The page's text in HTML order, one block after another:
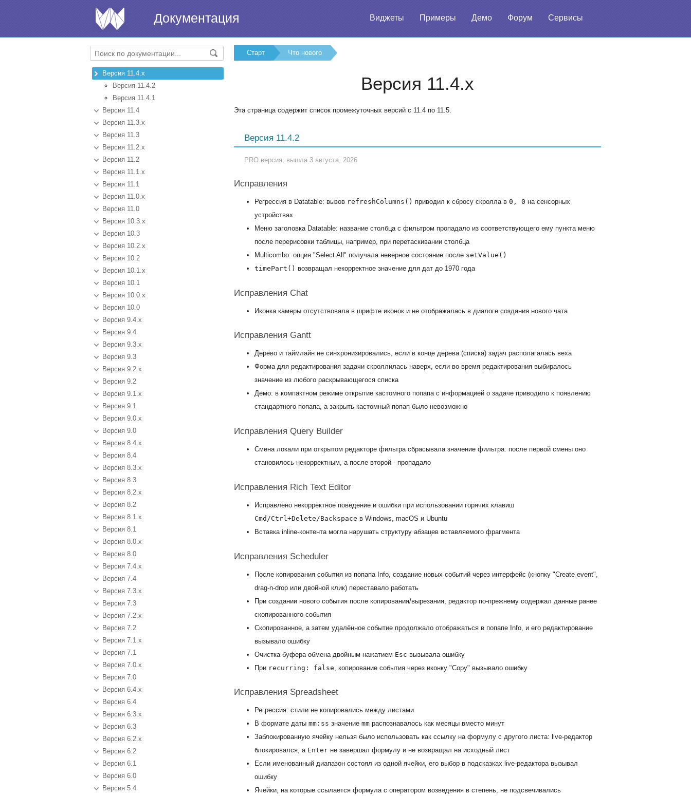
Виджеты Примеры Демо Форум Сервисы
Документация
Версия 11.4.x
Версия 11.4.2
Версия 11.4.1
Версия 11.4
Версия 11.3.x
Версия 11.3
Версия 11.2.x
Версия 11.2
Версия 11.1.x
Версия 11.1
Версия 11.0.x
Версия 11.0
Версия 10.3.x
Версия 10.3
Версия 10.2.x
Версия 10.2
Версия 10.1.x
Версия 10.1
Версия 10.0.x
Версия 10.0
Версия 9.4.x
Версия 9.4
Версия 9.3.x
Версия 9.3
Версия 9.2.x
Версия 9.2
Версия 9.1.x
Версия 9.1
Версия 9.0.x
Версия 9.0
Версия 8.4.x
Версия 8.4
Версия 8.3.x
Версия 8.3
Версия 8.2.x
Версия 8.2
Версия 8.1.x
Версия 8.1
Версия 8.0.x
Версия 8.0
Версия 7.4.x
Версия 7.4
Версия 7.3.x
Версия 7.3
Версия 7.2.x
Версия 7.2
Версия 7.1.x
Версия 7.1
Версия 7.0.x
Версия 7.0
Версия 6.4.x
Версия 6.4
Версия 6.3.x
Версия 6.3
Версия 6.2.x
Версия 6.2
Версия 6.1
Версия 6.0
Версия 5.4
Старт Что нового
Версия 11.4.x
Эта страница содержит список промежуточных версий с 11.4 по 11.5.
Версия 11.4.2
PRO версия, вышла 3 августа, 2026
Исправления
Регрессия в Datatable: вызов refreshColumns() приводил к сбросу скролла в 0, 0 на сенсорных
устройствах
Меню заголовка Datatable: название столбца с фильтром пропадало из соответствующего ему пункта меню
после перерисовки таблицы, например, при перетаскивании столбца
Multicombo: опция "Select All" получала неверное состояние после setValue()
timePart() возвращал некорректное значение для дат до 1970 года
Исправления Chat
Иконка камеры отсутствовала в шрифте иконок и не отображалась в диалоге создания нового чата
Исправления Gantt
Дерево и таймлайн не синхронизировались, если в конце дерева (списка) задач располагалась веха
Форма для редактирования задачи скроллилась наверх, если во время редактирования выбиралось
значение из любого раскрывающегося списка
Демо: в компактном режиме открытие кастомного попапа с информацией о задаче приводило к появлению
стандартного попапа, а закрыть кастомный попап было невозможно
Исправления Query Builder
Смена локали при открытом редакторе фильтра сбрасывала значение фильтра: после первой смены оно
становилось некорректным, а после второй - пропадало
Исправления Rich Text Editor
Исправлено некорректное поведение и ошибки при использовании горячих клавиш
Cmd/Ctrl+Delete/Backspace в Windows, macOS и Ubuntu
Вставка inline-контента могла нарушать структуру абзацев вставляемого фрагмента
Исправления Scheduler
После копирования события из попапа Info, создание новых событий через интерфейс (кнопку "Create event",
drag-n-drop или двойной клик) переставало работать
При создании нового события после копирования/вырезания, редактор по-прежнему содержал данные ранее
скопированного события
Скопированное, а затем удалённое событие продолжало отображаться в попапе Info, и его редактирование
вызывало ошибку
Очистка буфера обмена двойным нажатием Esc вызывала ошибку
При recurring: false , копирование события через иконку "Copy" вызывало ошибку
Исправления Spreadsheet
Регрессия: стили не копировались между листами
В формате даты mm:ss значение mm распознавалось как месяцы вместо минут
Заблокированную ячейку нельзя было использовать как ссылку на формулу с другого листа: live-редактор
блокировался, а Enter не завершал формулу и не возвращал на исходный лист
Если именованный диапазон состоял из одной ячейки, его выбор в подсказках live-редактора вызывал
ошибку
Ячейки, на которые ссылается формула с оператором возведения в степень, не подсвечивались